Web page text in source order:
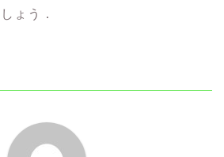
ょう．